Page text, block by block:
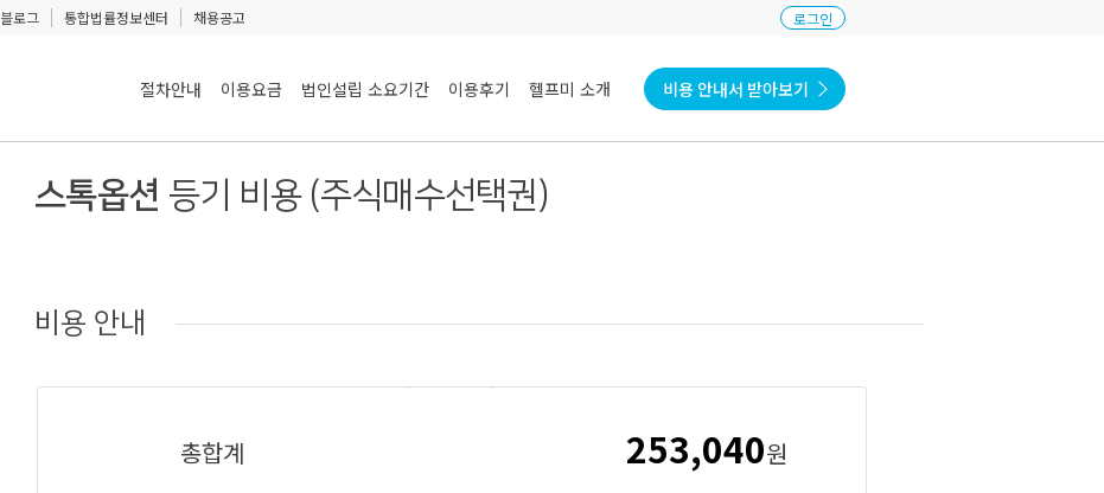
블로그 통합법률정보센터 채용공고 로그인
절차안내 이용요금 법인설립 소요기간 이용후기 헬프미 소개 비용 안내서 받아보기
스톡옵션 등기 비용 (주식매수선택권)
비용 안내
총합계 253,040원